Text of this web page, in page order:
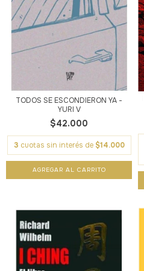
TODOS SE ESCONDIERON YA -
YURI V
$42.000
3 cuotas sin interés de $14.000